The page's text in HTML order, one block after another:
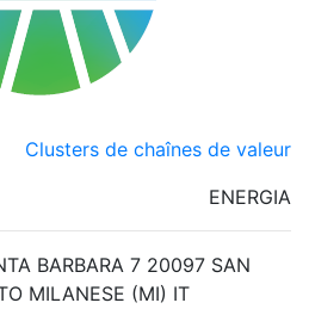
Clusters de chaînes de valeur
ENERGIA
BARBARA 7 20097 SAN
MILANESE (MI) IT